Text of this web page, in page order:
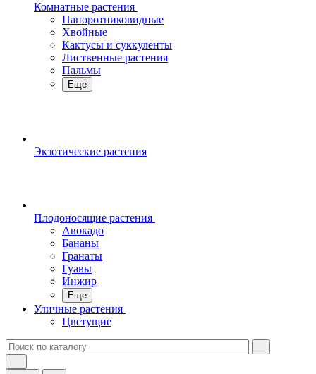
Комнатные растения
Папоротниковидные
Хвойные
Кактусы и суккуленты
Лиственные растения
Пальмы
Еще
Экзотические растения
Плодоносящие растения
Авокадо
Бананы
Гранаты
Гуавы
Инжир
Еще
Уличные растения
Цветущие